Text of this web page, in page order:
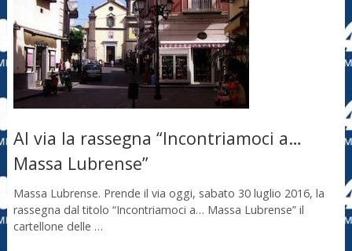
Al via la rassegna “Incontriamoci a…
Massa Lubrense”
Massa Lubrense. Prende il via oggi, sabato 30 luglio 2016, la
rassegna dal titolo “Incontriamoci a… Massa Lubrense” il
cartellone delle …